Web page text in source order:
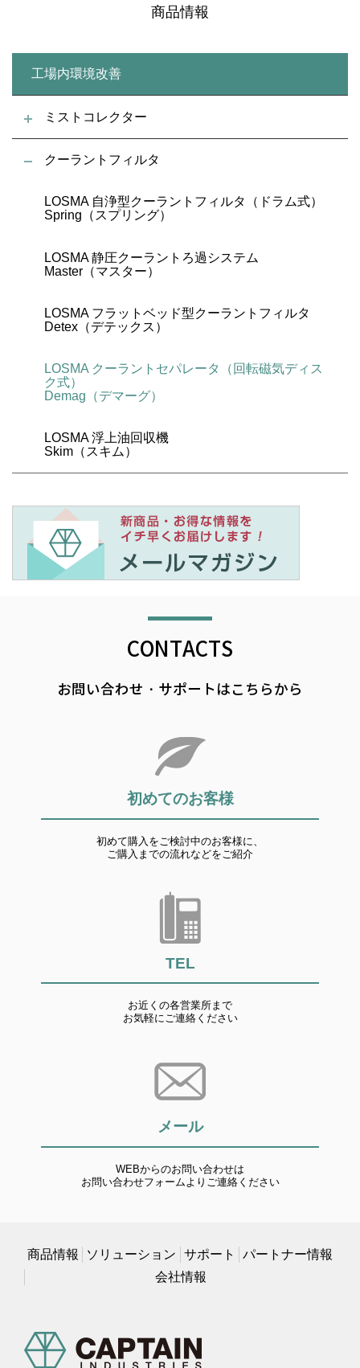
商品情報
工場内環境改善
ミストコレクター
クーラントフィルタ
LOSMA 自浄型クーラントフィルタ（ドラム式）
Spring（スプリング）
LOSMA 静圧クーラントろ過システム
Master（マスター）
LOSMA フラットベッド型クーラントフィルタ
Detex（デテックス）
LOSMA クーラントセパレータ（回転磁気ディス
ク式）
Demag（デマーグ）
LOSMA 浮上油回収機
Skim（スキム）
CONTACTS
お問い合わせ・サポートはこちらから
初めてのお客様
初めて購入をご検討中のお客様に、
ご購入までの流れなどをご紹介
TEL
お近くの各営業所まで
お気軽にご連絡ください
メール
WEBからのお問い合わせは
お問い合わせフォームよりご連絡ください
商品情報 ソリューション サポート
パートナー情報
会社情報